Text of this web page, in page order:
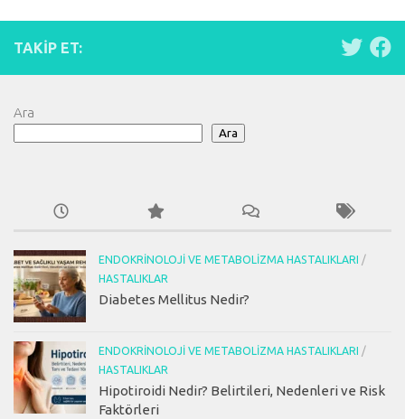
TAKIP ET:
Ara
Ara
ENDOKRINOLOJI VE METABOLIZMA HASTALIKLARI
/
HASTALIKLAR
Diabetes Mellitus Nedir?
ENDOKRINOLOJI VE METABOLIZMA HASTALIKLARI
/
HASTALIKLAR
Hipotiroidi Nedir? Belirtileri, Nedenleri ve Risk
Faktörleri